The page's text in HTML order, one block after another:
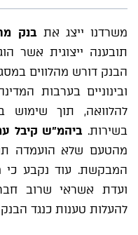
משרדנו ייצג אתבנק
תובענה ייצוגית אשר
הבנק דורש מהלווים
ובינוניים בערבות
להלוואה, תוך שימוש
בשירות. ביהמ"ש קיבל
מהטעם שלא הועמדה
המבקשת. עוד נקבע כי
ועדת אשראי שרוב
להעלות טענות כנגד